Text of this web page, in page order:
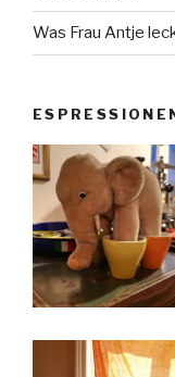
Was Frau Antje